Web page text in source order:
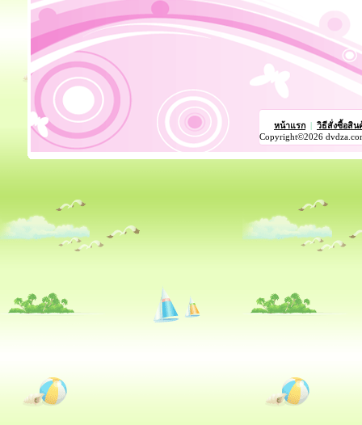
หน้าแรก
วิธีสั่งซื้อสิน
Copyright©2026